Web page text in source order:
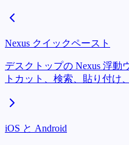
Nexus クイックペースト
デスクトップの Nexus 浮動
トカット、検索、貼り付け
iOS と Android